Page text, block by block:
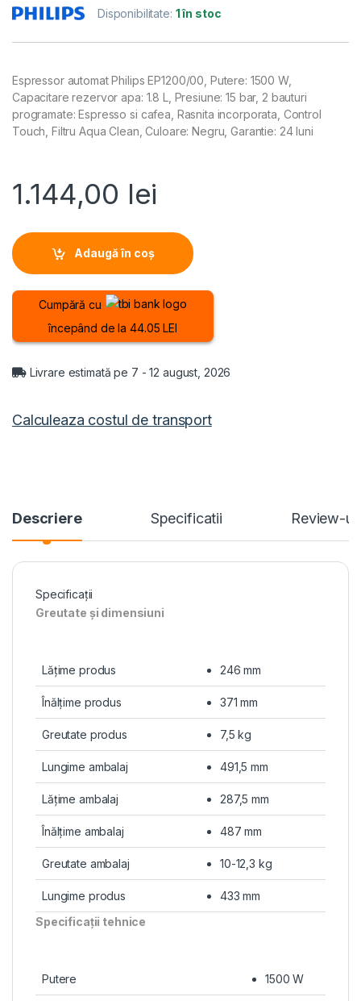
Disponibilitate: 1 în stoc
Espressor automat Philips EP1200/00, Putere: 1500 W,
Capacitare rezervor apa: 1.8 L, Presiune: 15 bar, 2 bauturi
programate: Espresso si cafea, Rasnita incorporata, Control
Touch, Filtru Aqua Clean, Culoare: Negru, Garantie: 24 luni
1.144,00 lei
Adaugă în coș
Cumpără cu
începând de la 44.05 LEI
Livrare estimată pe 7 - 12 august, 2026
Calculeaza costul de transport
Descriere Specificatii Review-uri
Specificaţii
Greutate şi dimensiuni
Lăţime produs 246 mm
Înălţime produs 371 mm
Greutate produs 7,5 kg
Lungime ambalaj 491,5 mm
Lăţime ambalaj 287,5 mm
Înălţime ambalaj 487 mm
Greutate ambalaj 10-12,3 kg
Lungime produs
433 mm
Specificaţii tehnice
Putere 1500 W